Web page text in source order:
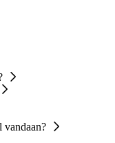
vandaan?